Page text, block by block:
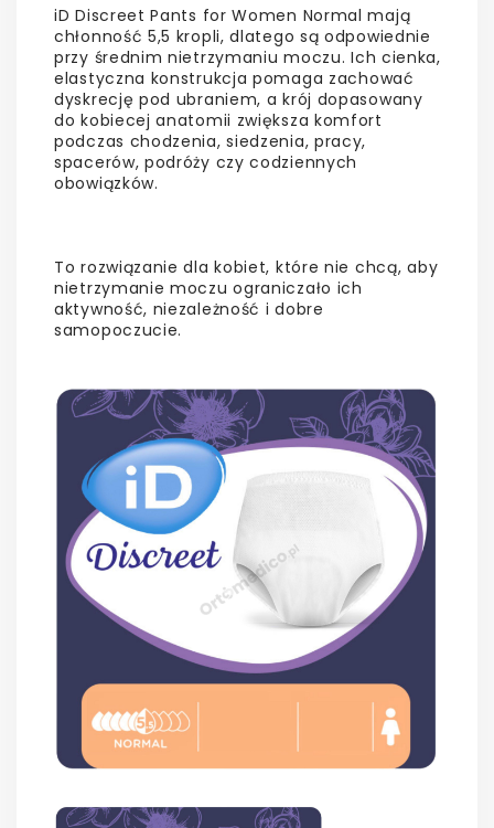
iD Discreet Pants for Women Normal mają
chłonność 5,5 kropli, dlatego są odpowiednie
przy średnim nietrzymaniu moczu. Ich cienka,
elastyczna konstrukcja pomaga zachować
dyskrecję pod ubraniem, a krój dopasowany
do kobiecej anatomii zwiększa komfort
podczas chodzenia, siedzenia, pracy,
spacerów, podróży czy codziennych
obowiązków.
To rozwiązanie dla kobiet, które nie chcą, aby
nietrzymanie moczu ograniczało ich
aktywność, niezależność i dobre
samopoczucie.